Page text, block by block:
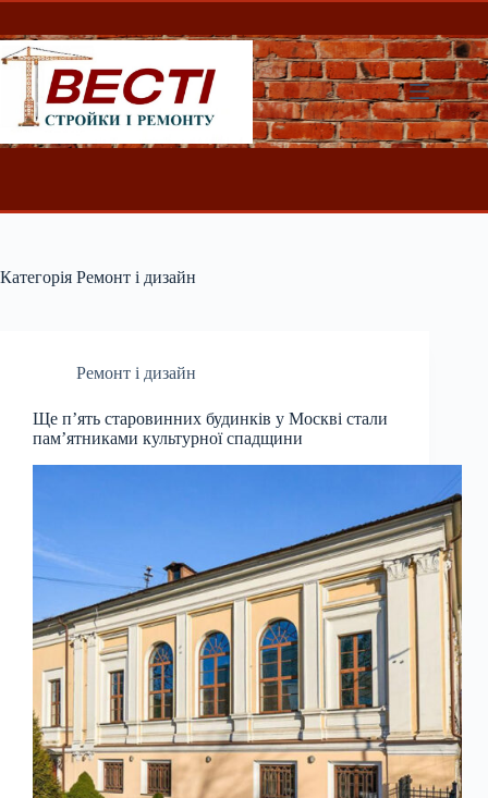
Перейти
вмісту
Категорія Ремонт і дизайн
Ремонт і дизайн
Ще п’ять старовинних будинків у Москві стали
пам’ятниками культурної спадщини